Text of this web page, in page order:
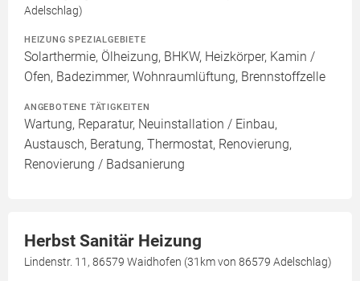
Adelschlag)
HEIZUNG SPEZIALGEBIETE
Solarthermie, Ölheizung, BHKW, Heizkörper, Kamin /
Ofen, Badezimmer, Wohnraumlüftung, Brennstoffzelle
ANGEBOTENE TÄTIGKEITEN
Wartung, Reparatur, Neuinstallation / Einbau,
Austausch, Beratung, Thermostat, Renovierung,
Renovierung / Badsanierung
Herbst Sanitär Heizung
Lindenstr. 11, 86579 Waidhofen (31km von 86579 Adelschlag)